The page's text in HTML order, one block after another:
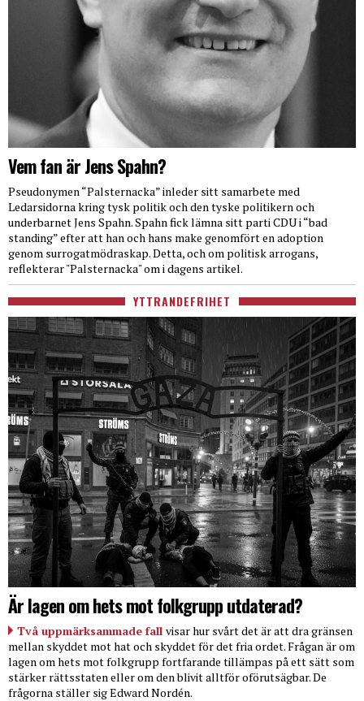
Vem fan är Jens Spahn?
Pseudonymen “Palsternacka” inleder sitt samarbete med
Ledarsidorna kring tysk politik och den tyske politikern och
underbarnet Jens Spahn. Spahn fick lämna sitt parti CDU i “bad
standing” efter att han och hans make genomfört en adoption
genom surrogatmödraskap. Detta, och om politisk arrogans,
reflekterar "Palsternacka" om i dagens artikel.
YTTRANDEFRIHET
Är lagen om hets mot folkgrupp utdaterad?
Två uppmärksammade fall visar hur svårt det är att dra gränsen
mellan skyddet mot hat och skyddet för det fria ordet. Frågan är om
lagen om hets mot folkgrupp fortfarande tillämpas på ett sätt som
stärker rättsstaten eller om den blivit alltför oförutsägbar. De
frågorna ställer sig Edward Nordén.